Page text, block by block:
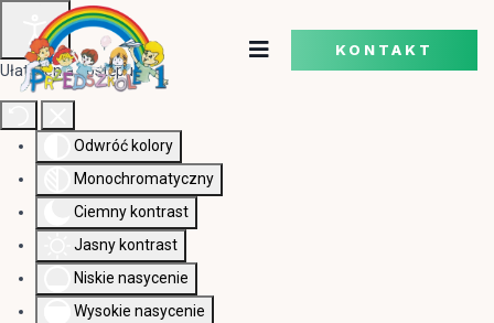
Ułatwienia dostępu
Odwróć kolory
Monochromatyczny
Ciemny kontrast
Jasny kontrast
Niskie nasycenie
Wysokie nasycenie
KONTAKT